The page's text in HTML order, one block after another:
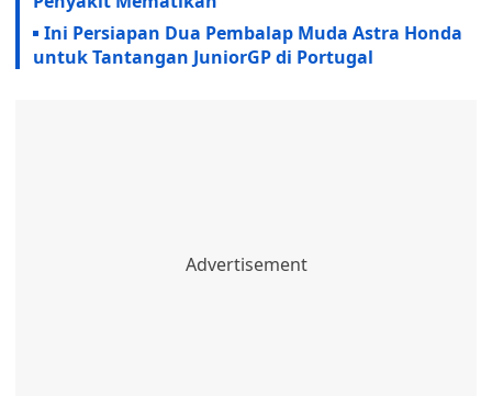
Ini Persiapan Dua Pembalap Muda Astra Honda
untuk Tantangan JuniorGP di Portugal